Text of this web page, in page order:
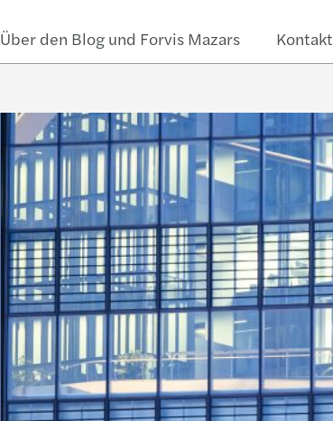
Über den Blog und Forvis Mazars Kontakt